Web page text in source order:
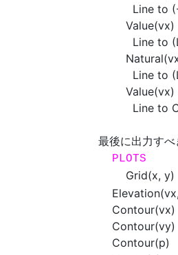
Line
Value(vx) =
Line
Natural(vx)
Line
Value(vx) =
Line
最後に出力すべ
PLOTS
Grid(x, y)
Contour(vx)
Contour(vy)
Contour(p)